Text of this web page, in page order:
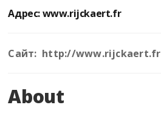
Адрес:www.rijckaert.fr
Сайт: http://www.rijckaert.fr
About